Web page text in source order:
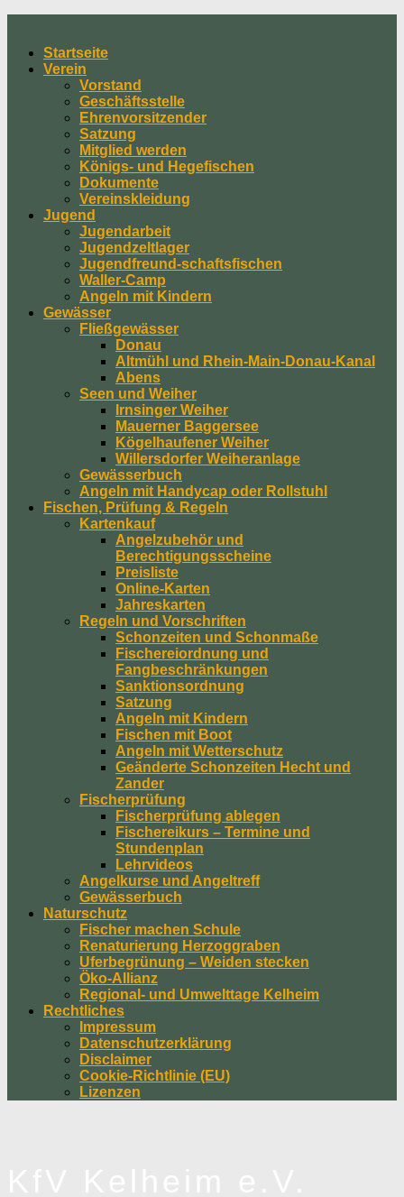
contentStartseite
Verein
Vorstand
Geschäftsstelle
Ehrenvorsitzender
Satzung
Mitglied werden
Königs- und Hegefischen
Dokumente
Vereinskleidung
Jugend
Jugendarbeit
Jugendzeltlager
Jugendfreund-schaftsfischen
Waller-Camp
Angeln mit Kindern
Gewässer
Fließgewässer
Donau
Altmühl und Rhein-Main-Donau-Kanal
Abens
Seen und Weiher
Irnsinger Weiher
Mauerner Baggersee
Kögelhaufener Weiher
Willersdorfer Weiheranlage
Gewässerbuch
Angeln mit Handycap oder Rollstuhl
Fischen, Prüfung & Regeln
Kartenkauf
Angelzubehör und
Berechtigungsscheine
Preisliste
Online-Karten
Jahreskarten
Regeln und Vorschriften
Schonzeiten und Schonmaße
Fischereiordnung und
Fangbeschränkungen
Sanktionsordnung
Satzung
Angeln mit Kindern
Fischen mit Boot
Angeln mit Wetterschutz
Geänderte Schonzeiten Hecht und
Zander
Fischerprüfung
Fischerprüfung ablegen
Fischereikurs – Termine und
Stundenplan
Lehrvideos
Angelkurse und Angeltreff
Gewässerbuch
Naturschutz
Fischer machen Schule
Renaturierung Herzoggraben
Uferbegrünung – Weiden stecken
Öko-Allianz
Regional- und Umwelttage Kelheim
Rechtliches
Impressum
Datenschutzerklärung
Disclaimer
Cookie-Richtlinie (EU)
Lizenzen